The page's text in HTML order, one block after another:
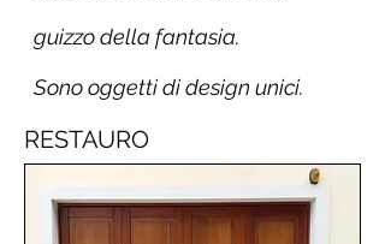
guizzo della fantasia.
Sono oggetti di design unici.
RESTAURO